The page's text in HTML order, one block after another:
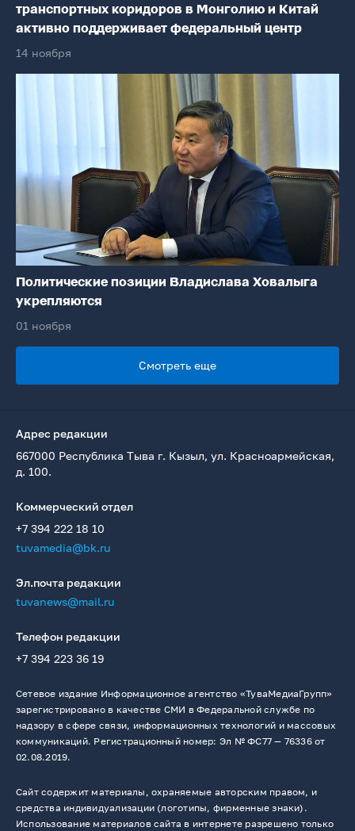
транспортных коридоров в Монголию и Китай
активно поддерживает федеральный центр
14 ноября
Политические позиции Владислава Ховалыга
укрепляются
01 ноября
Смотреть еще
Адрес редакции
667000 Республика Тыва г. Кызыл, ул. Красноармейская,
д. 100.
Коммерческий отдел
+7 394 222 18 10
tuvamedia@bk.ru
Эл.почта редакции
tuvanews@mail.ru
Телефон редакции
+7 394 223 36 19
Сетевое издание Информационное агентство «ТуваМедиаГрупп»
зарегистрировано в качестве СМИ в Федеральной службе по
надзору в сфере связи, информационных технологий и массовых
коммуникаций. Регистрационный номер: Эл № ФС77 — 76336 от
02.08.2019.
Сайт содержит материалы, охраняемые авторским правом, и
средства индивидуализации (логотипы, фирменные знаки).
Использование материалов сайта в интернете разрешено только